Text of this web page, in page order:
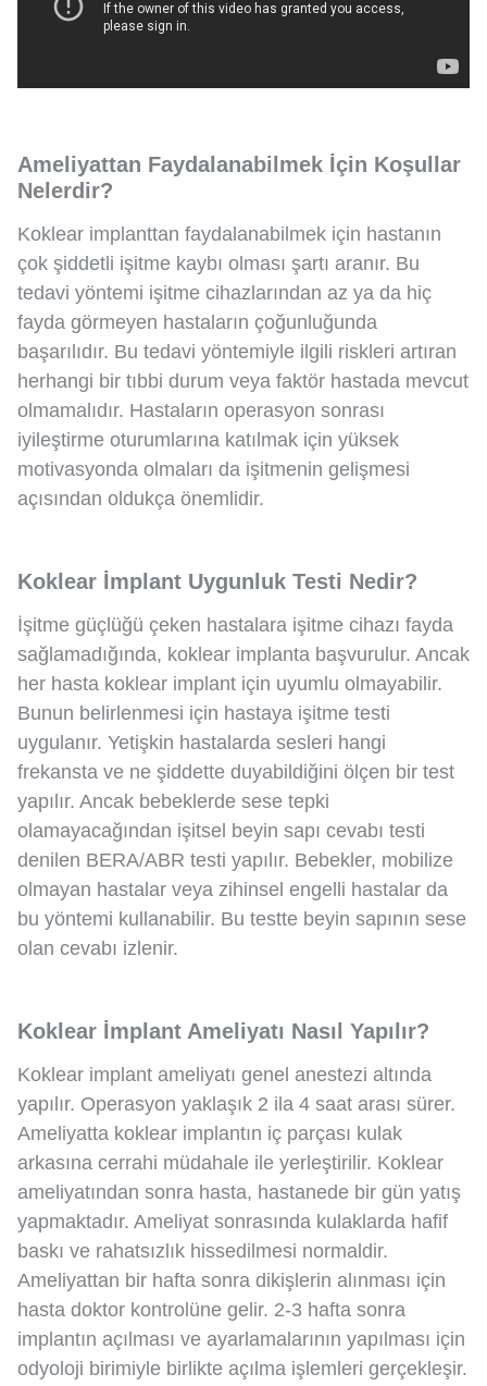
Ameliyattan Faydalanabilmek İçin Koşullar
Nelerdir?
Koklear implanttan faydalanabilmek için hastanın
çok şiddetli işitme kaybı olması şartı aranır. Bu
tedavi yöntemi işitme cihazlarından az ya da hiç
fayda görmeyen hastaların çoğunluğunda
başarılıdır. Bu tedavi yöntemiyle ilgili riskleri artıran
herhangi bir tıbbi durum veya faktör hastada mevcut
olmamalıdır. Hastaların operasyon sonrası
iyileştirme oturumlarına katılmak için yüksek
motivasyonda olmaları da işitmenin gelişmesi
açısından oldukça önemlidir.
Koklear İmplant Uygunluk Testi Nedir?
İşitme güçlüğü çeken hastalara işitme cihazı fayda
sağlamadığında, koklear implanta başvurulur. Ancak
her hasta koklear implant için uyumlu olmayabilir.
Bunun belirlenmesi için hastaya işitme testi
uygulanır. Yetişkin hastalarda sesleri hangi
frekansta ve ne şiddette duyabildiğini ölçen bir test
yapılır. Ancak bebeklerde sese tepki
olamayacağından işitsel beyin sapı cevabı testi
denilen BERA/ABR testi yapılır. Bebekler, mobilize
olmayan hastalar veya zihinsel engelli hastalar da
bu yöntemi kullanabilir. Bu testte beyin sapının sese
olan cevabı izlenir.
Koklear İmplant Ameliyatı Nasıl Yapılır?
Koklear implant ameliyatı genel anestezi altında
yapılır. Operasyon yaklaşık 2 ila 4 saat arası sürer.
Ameliyatta koklear implantın iç parçası kulak
arkasına cerrahi müdahale ile yerleştirilir. Koklear
ameliyatından sonra hasta, hastanede bir gün yatış
yapmaktadır. Ameliyat sonrasında kulaklarda hafif
baskı ve rahatsızlık hissedilmesi normaldir.
Ameliyattan bir hafta sonra dikişlerin alınması için
hasta doktor kontrolüne gelir. 2-3 hafta sonra
implantın açılması ve ayarlamalarının yapılması için
odyoloji birimiyle birlikte açılma işlemleri gerçekleşir.